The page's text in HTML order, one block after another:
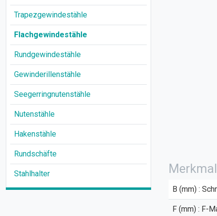
Trapezgewindestähle
Flachgewindestähle
Rundgewindestähle
Gewinderillenstähle
Seegerringnutenstähle
Nutenstähle
Hakenstähle
Rundschäfte
Stahlhalter
B (mm) :
F (mm) : F-